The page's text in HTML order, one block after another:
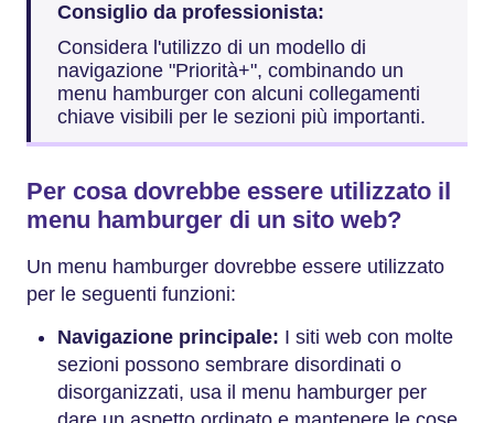
Consiglio da professionista:
Considera l'utilizzo di un modello di
navigazione "Priorità+", combinando un
menu hamburger con alcuni collegamenti
chiave visibili per le sezioni più importanti.
Per cosa dovrebbe essere utilizzato il
menu hamburger di un sito web?
Un menu hamburger dovrebbe essere utilizzato
per le seguenti funzioni:
Navigazione principale: I siti web con molte
sezioni possono sembrare disordinati o
disorganizzati, usa il menu hamburger per